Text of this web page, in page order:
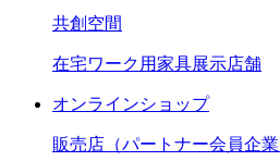
共創空間
在宅ワーク用家具展示店舗
オンラインショップ
販売店（パートナー会員企業